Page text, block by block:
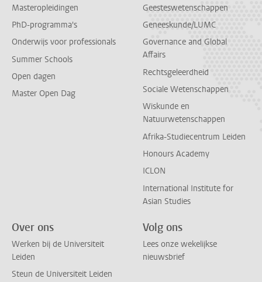
Masteropleidingen
PhD-programma's
Onderwijs voor professionals
Summer Schools
Open dagen
Master Open Dag
Geesteswetenschappen
Geneeskunde/LUMC
Governance and Global
Affairs
Rechtsgeleerdheid
Sociale Wetenschappen
Wiskunde en
Natuurwetenschappen
Afrika-Studiecentrum Leiden
Honours Academy
ICLON
International Institute for
Asian Studies
Over ons
Werken bij de Universiteit
Leiden
Steun de Universiteit Leiden
Volg ons
Lees onze wekelijkse
nieuwsbrief